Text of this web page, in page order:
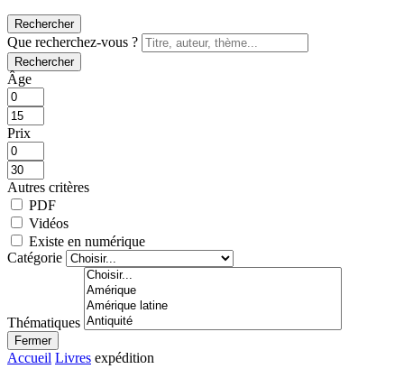
Rechercher
Que recherchez-vous ?
Rechercher
Âge
Prix
Autres critères
PDF
Vidéos
Existe en numérique
Catégorie
Thématiques
Fermer
Accueil Livres expédition